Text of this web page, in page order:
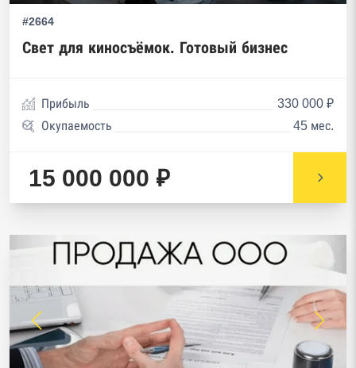
#2664
Свет для киносъёмок. Готовый бизнес
Прибыль
330 000 ₽
Окупаемость
45 мес.
15 000 000 ₽